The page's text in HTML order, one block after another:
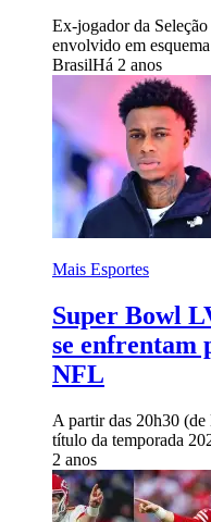
Ex-jogador da
envolvido em
BrasilHá 2 anos
Mais Esportes
Super Bowl
se enfrentam
NFL
A partir das 20h30
título da temporada
2 anos